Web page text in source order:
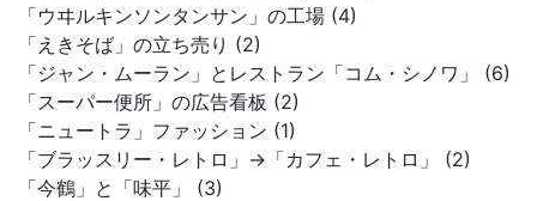
「ウヰルキンソンタンサン」の工場 (4)
「えきそば」の立ち売り (2)
「ジャン・ムーラン」とレストラン「コム・シノワ」 (6)
「スーパー便所」の広告看板 (2)
「ニュートラ」ファッション (1)
「ブラッスリー・レトロ」→「カフェ・レトロ」 (2)
「今鶴」と「味平」 (3)